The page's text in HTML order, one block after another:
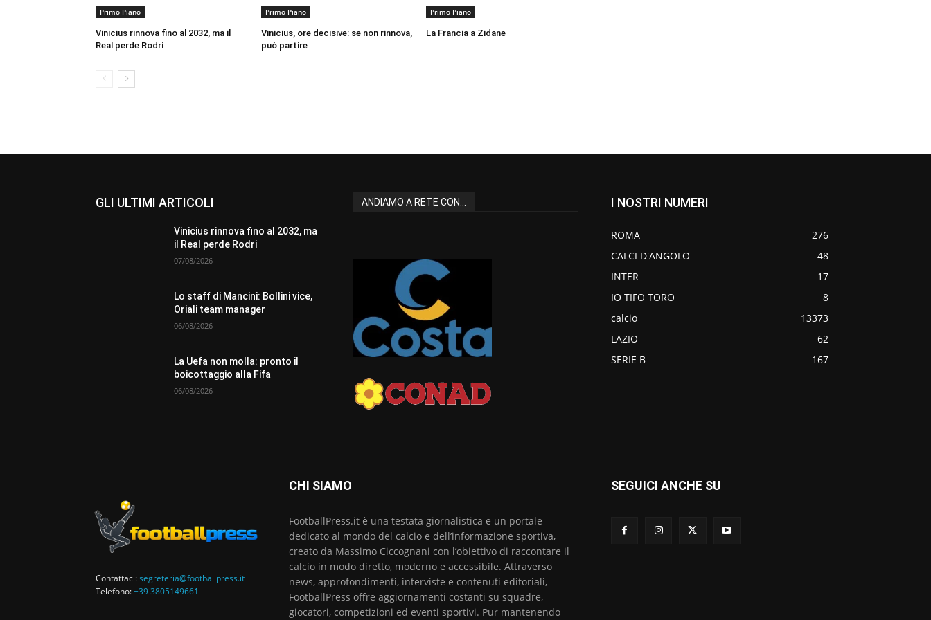
Primo Piano
Vinicius rinnova fino al 2032, ma il
Real perde Rodri
Primo Piano
Vinicius, ore decisive: se non rinnova,
può partire
Primo Piano
La Francia a Zidane
GLI ULTIMI ARTICOLI
Vinicius rinnova fino al 2032, ma
il Real perde Rodri
07/08/2026
Lo staff di Mancini: Bollini vice,
Oriali team manager
06/08/2026
La Uefa non molla: pronto il
boicottaggio alla Fifa
06/08/2026
ANDIAMO A RETE CON... I NOSTRI NUMERI
ROMA
276
CALCI D'ANGOLO
48
INTER
17
IO TIFO TORO
8
calcio
13373
LAZIO
62
SERIE B
167
Contattaci:segreteria@footballpress.it
Telefono:+39 3805149661
CHI SIAMO
FootballPress.it è una testata giornalistica e un portale
dedicato al mondo del calcio e dell’informazione sportiva,
creato da Massimo Ciccognani con l’obiettivo di raccontare il
calcio in modo diretto, moderno e accessibile. Attraverso
news, approfondimenti, interviste e contenuti editoriali,
FootballPress offre aggiornamenti costanti su squadre,
giocatori, competizioni ed eventi sportivi. Pur mantenendo
SEGUICI ANCHE SU